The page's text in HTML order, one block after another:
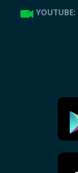
YOUTUBE: